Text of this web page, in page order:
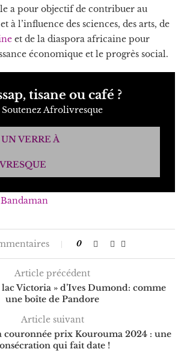
a pour objectif de contribuer au
à l’influence des sciences, des arts, de
et de la diaspora africaine pour
économique et le progrès social.
tisane ou café ?
Soutenez Afrolivresque
VERRE À
0
Article précédent
lac Victoria » d’Ives Dumond: comme
une boîte de Pandore
Article suivant
couronnée prix Kourouma 2024 : une
qui fait date !